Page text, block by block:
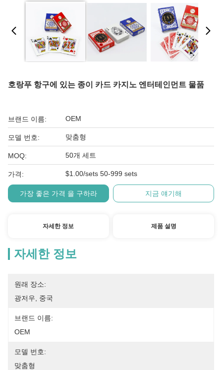
호랑푸 항구에 있는 종이 카드 카지노 엔터테인먼트 물품
브랜드 이름: OEM
모델 번호: 맞춤형
MOQ: 50개 세트
가격: $1.00/sets 50-999 sets
가장 좋은 가격 을 구하라 지금 얘기해
자세한 정보 제품 설명
자세한 정보
원래 장소:
광저우, 중국
브랜드 이름:
OEM
모델 번호:
맞춤형